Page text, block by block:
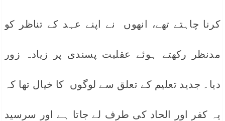
کرنا چاہتے تھے، انھوں نے اپنے عہد کے تناظر کو
مدنظر رکھتے ہوئے عقلیت پسندی پر زیادہ زور
دیا۔ جدید تعلیم کے تعلق سے لوگوں کا خیال تھا کہ
یہ کفر اور الحاد کی طرف لے جاتا ہے اور سرسید